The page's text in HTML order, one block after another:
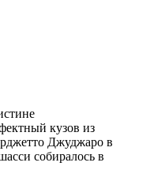
кузов из
Джуджаро в
собиралось в